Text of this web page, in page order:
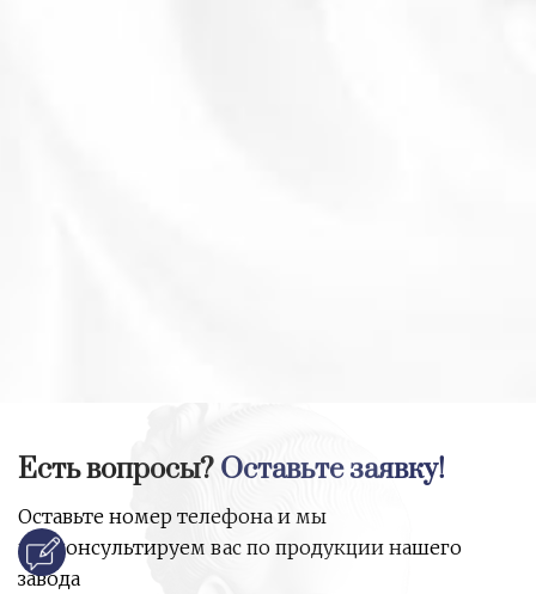
Есть вопросы? Оставьте заявку!
Оставьте номер телефона и мы
проконсультируем вас по продукции нашего
завода